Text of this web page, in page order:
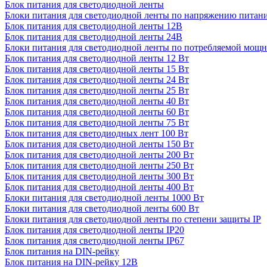
Блок питания для светодиодной ленты
Блоки питания для светодиодной ленты по напряжению
Блок питания для светодиодной ленты 12В
Блок питания для светодиодной ленты 24В
Блоки питания для светодиодной ленты по потребляемой
Блок питания для светодиодной ленты 12 Вт
Блок питания для светодиодной ленты 15 Вт
Блок питания для светодиодной ленты 24 Вт
Блок питания для светодиодной ленты 25 Вт
Блок питания для светодиодной ленты 40 Вт
Блок питания для светодиодной ленты 60 Вт
Блок питания для светодиодной ленты 75 Вт
Блок питания для светодиодных лент 100 Вт
Блок питания для светодиодной ленты 150 Вт
Блок питания для светодиодной ленты 200 Вт
Блок питания для светодиодной ленты 250 Вт
Блок питания для светодиодной ленты 300 Вт
Блок питания для светодиодной ленты 400 Вт
Блоки питания для светодиодной ленты 1000 Вт
Блоки питания для светодиодной ленты 600 Вт
Блоки питания для светодиодной ленты по степени защиты IP
Блок питания для светодиодной ленты IP20
Блок питания для светодиодной ленты IP67
Блок питания на DIN-рейку
Блок питания на DIN-рейку 12В